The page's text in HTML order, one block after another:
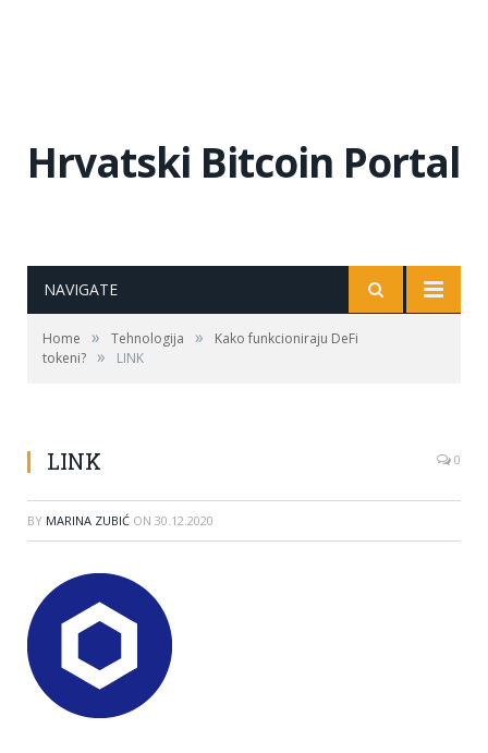
Hrvatski Bitcoin Portal
NAVIGATE
Home » Tehnologija »
Kako funkcioniraju DeFi
tokeni? » LINK
LINK 0
BY MARINA ZUBIĆ ON 30.12.2020